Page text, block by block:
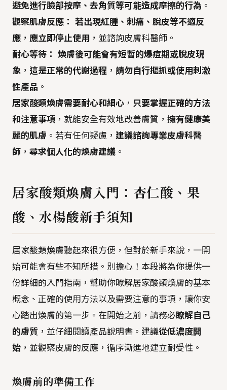
避免進行臉部按摩、去角質等可能造成摩擦的行為 。
觀察肌膚反應： 若出現紅腫、刺痛、脫皮等不適反
應 ， 應立即停止使用 ，並諮詢皮膚科醫師。
耐心等待： 煥膚後可能會有短暫的爆痘期或脫皮現
象 ， 這是正常的代謝過程 ， 請勿自行摳抓或使用刺激
性產品 。
居家酸類煥膚需要耐心和細心 ， 只要掌握正確的方法
和注意事項 ，就能安全有效地改善膚質， 擁有健康美
麗的肌膚 。若有任何疑慮， 建議諮詢專業皮膚科醫
師 ， 尋求個人化的煥膚建議 。
居家酸類煥膚入門：杏仁酸、果
酸、水楊酸新手須知
居家酸類煥膚聽起來很方便，但對於新手來說，一開
始可能會有些不知所措。別擔心！本段將為你提供一
份詳細的入門指南，幫助你瞭解居家酸類煥膚的基本
概念、正確的使用方法以及需要注意的事項，讓你安
心踏出煥膚的第一步。在開始之前，請務必瞭解自己
的膚質 ，並仔細閱讀產品說明書。建議從低濃度開
始 ，並觀察皮膚的反應，循序漸進地建立耐受性。
煥膚前的準備工作